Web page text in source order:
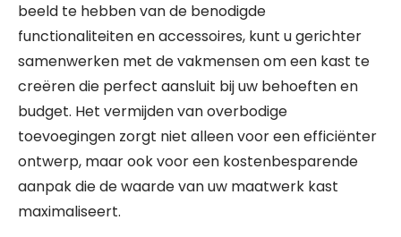
beeld te hebben van de benodigde
functionaliteiten en accessoires, kunt u gerichter
samenwerken met de vakmensen om een kast te
creëren die perfect aansluit bij uw behoeften en
budget. Het vermijden van overbodige
toevoegingen zorgt niet alleen voor een efficiënter
ontwerp, maar ook voor een kostenbesparende
aanpak die de waarde van uw maatwerk kast
maximaliseert.